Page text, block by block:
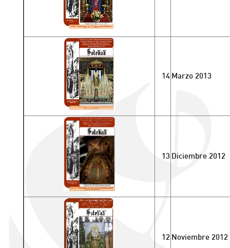
14 Marzo 2013
13 Diciembre 2012
12 Noviembre 2012